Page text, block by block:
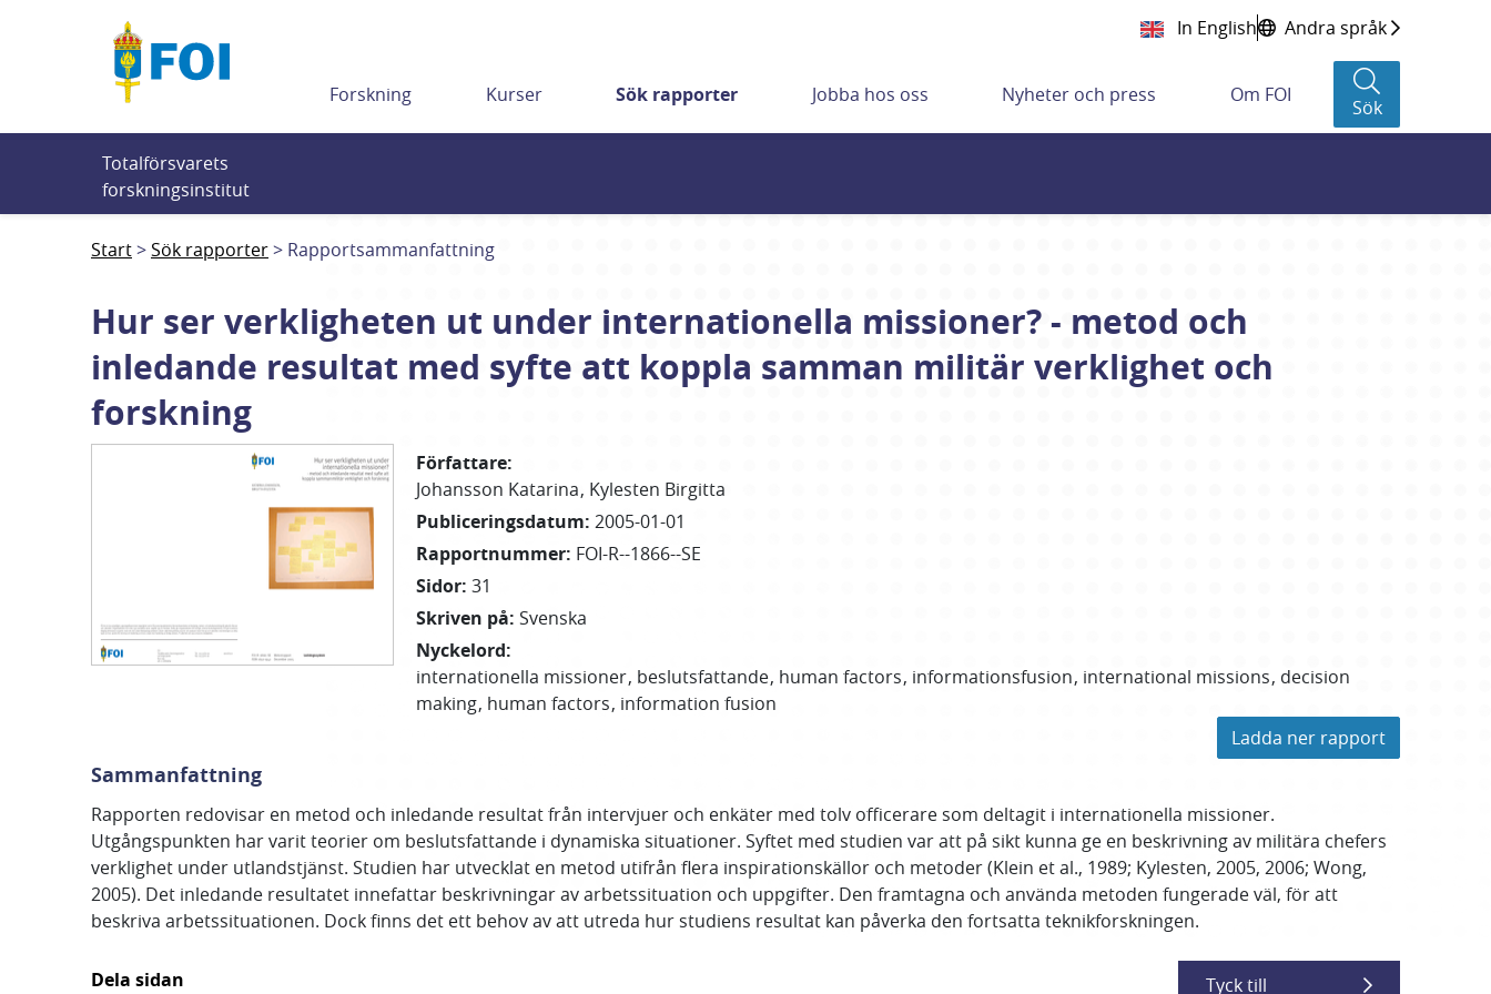
In English Andra språk
Forskning Kurser Sök rapporter Jobba hos oss Nyheter och press Om FOI
Sök
Totalförsvarets
forskningsinstitut
Start Sök rapporter Rapportsammanfattning
Hur ser verkligheten ut under internationella missioner? - metod och
inledande resultat med syfte att koppla samman militär verklighet och
forskning
Författare:
Johansson Katarina Kylesten Birgitta
Publiceringsdatum: 2005-01-01
Rapportnummer: FOI-R--1866--SE
Sidor: 31
Skriven på: Svenska
Nyckelord:
internationella missioner beslutsfattande human factors informationsfusion international missions decision
making human factors information fusion
Ladda ner rapport
Sammanfattning
Rapporten redovisar en metod och inledande resultat från intervjuer och enkäter med tolv officerare som deltagit i internationella missioner.
Utgångspunkten har varit teorier om beslutsfattande i dynamiska situationer. Syftet med studien var att på sikt kunna ge en beskrivning av militära chefers
verklighet under utlandstjänst. Studien har utvecklat en metod utifrån flera inspirationskällor och metoder (Klein et al., 1989; Kylesten, 2005, 2006; Wong,
2005). Det inledande resultatet innefattar beskrivningar av arbetssituation och uppgifter. Den framtagna och använda metoden fungerade väl, för att
beskriva arbetssituationen. Dock finns det ett behov av att utreda hur studiens resultat kan påverka den fortsatta teknikforskningen.
Dela sidan Tyck till